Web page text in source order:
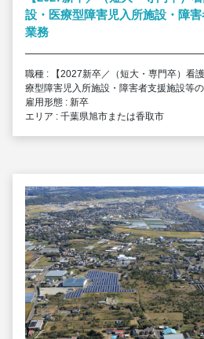
設・医療型障害児入所施設・障
業務
職種 : 【2027新卒／（短大・専門卒）看
療型障害児入所施設・障害者支援施設等
雇用形態 : 新卒
エリア : 千葉県旭市または香取市